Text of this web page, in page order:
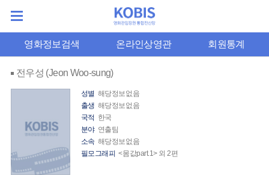
영화정보검색 온라인상영관 회원통계
전우성 (Jeon Woo-sung)
성별 해당정보없음
출생 해당정보없음
국적 한국
분야 연출팀
소속 해당정보없음
필모그래피 <몸값part.1> 외 2편